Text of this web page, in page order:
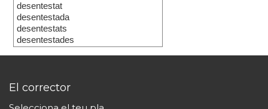
desentestat
desentestada
desentestats
desentestades
El corrector